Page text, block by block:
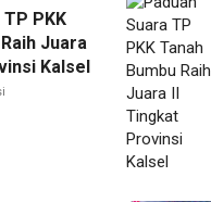
PKK
Juara
Kalsel